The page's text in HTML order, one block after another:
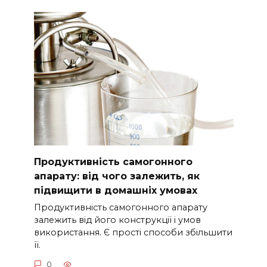
Продуктивність самогонного
апарату: від чого залежить, як
підвищити в домашніх умовах
Продуктивність самогонного апарату
залежить від його конструкції і умов
використання. Є прості способи збільшити
її.
0